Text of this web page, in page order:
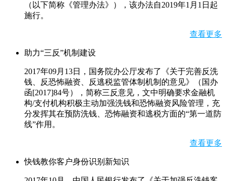
（以下简称《管理办法》），该办法自2019年1月1日起
施行。
查看更多
助力“三反”机制建设
2017年09月13日，国务院办公厅发布了《关于完善反洗
钱、反恐怖融资、反逃税监管体制机制的意见》（国办
函[2017]84号），简称三反意见，文中明确要求金融机
构/支付机构积极主动加强洗钱和恐怖融资风险管理，充
分发挥其在预防洗钱、恐怖融资和逃税方面的“第一道防
线”作用。
查看更多
快钱教你客户身份识别新知识